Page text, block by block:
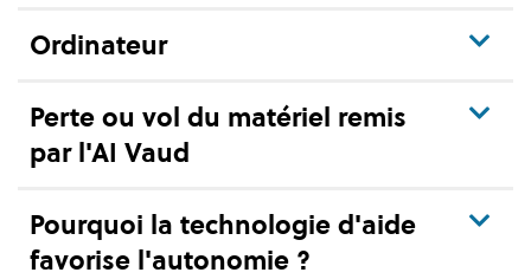
Ordinateur
Perte ou vol du matériel remis
par l'AI Vaud
Pourquoi la technologie d'aide
favorise l'autonomie ?